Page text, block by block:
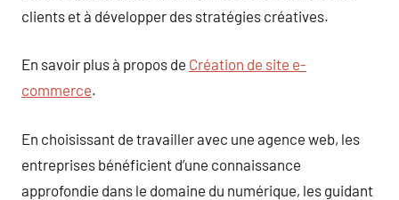
clients et à développer des stratégies créatives.
En savoir plus à propos de Création de site e-
commerce.
En choisissant de travailler avec une agence web, les
entreprises bénéficient d’une connaissance
approfondie dans le domaine du numérique, les guidant